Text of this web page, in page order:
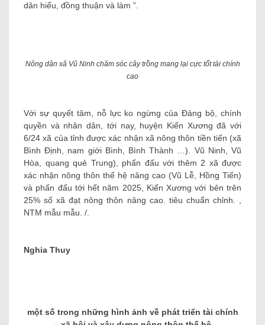
dân hiểu, đồng thuận và làm ”.
Nông dân xã Vũ Ninh chăm sóc cây trồng mang lại cực tốt tài chính
cao
Với sự quyết tâm, nỗ lực ko ngừng của Đảng bộ, chính
quyền và nhân dân, tới nay, huyện Kiến Xương đã với
6/24 xã của tỉnh được xác nhận xã nông thôn tiền tiến (xã
Bình Định, nam giới Bình, Bình Thành …). Vũ Ninh, Vũ
Hòa, quang quẻ Trung), phấn đấu với thêm 2 xã được
xác nhận nông thôn thế hệ nâng cao (Vũ Lễ, Hồng Tiến)
và phấn đấu tới hết năm 2025, Kiến Xương với bên trên
25% số xã đạt nông thôn nâng cao. tiêu chuẩn chỉnh. ,
NTM mẫu mẫu. /.
Nghia Thuy
một số trong những hình ảnh về phát triển tài chính